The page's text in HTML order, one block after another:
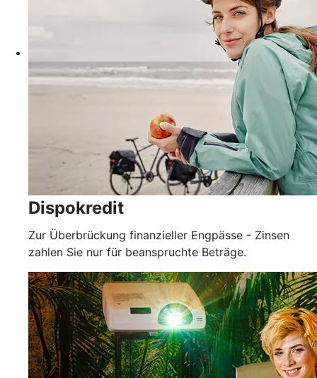
Dispokredit
Zur Überbrückung finanzieller Engpässe - Zinsen
zahlen Sie nur für beanspruchte Beträge.